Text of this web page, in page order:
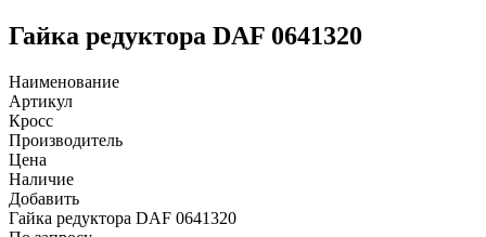
Гайка редуктора DAF 0641320
Наименование
Артикул
Кросс
Производитель
Цена
Наличие
Добавить
Гайка редуктора DAF 0641320